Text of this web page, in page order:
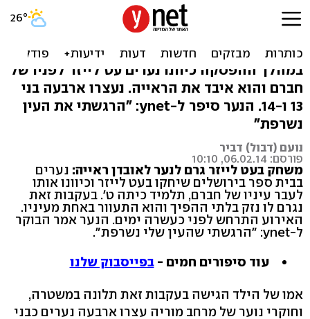
תלמידים שיחקו בעט לייזר -
נער התעוור בעינו
במהלך ההפסקה כיוונו נערים עט לייזר לפניו של
חברם והוא איבד את הראייה. נעצרו ארבעה בני
13 ו-14. הנער סיפר ל-ynet: "הרגשתי את העין
נשרפת"
נועם (דבול) דביר
פורסם: 06.02.14, 10:10
משחק בעט לייזר גרם לנער לאובדן ראייה: נערים
בבית ספר בירושלים שיחקו בעט לייזר וכיוונו אותו
לעבר עיניו של חברם, תלמיד כיתה ט'. בעקבות זאת
נגרם לו נזק בלתי ההפיך והוא התעוור באחת מעיניו.
האירוע התרחש לפני כעשרה ימים. הנער אמר הבוקר
ל-ynet: "הרגשתי שהעין שלי נשרפת".
עוד סיפורים חמים -בפייסבוק שלנו
אמו של הילד הגישה בעקבות זאת תלונה במשטרה,
וחוקרי נוער של מרחב מוריה עצרו ארבעה נערים כבני